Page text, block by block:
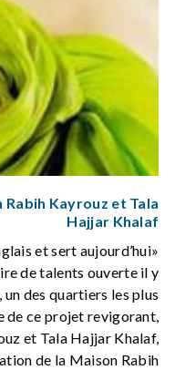
Kayrouz et Tala
Hajjar Khalaf
et sert aujourd’hui
de talents ouverte il y
un des quartiers les plus
de ce projet revigorant,
et Tala Hajjar Khalaf,
de la Maison Rabih